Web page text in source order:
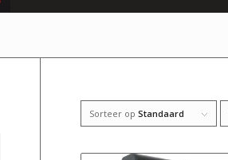
Sorteer opStandaard